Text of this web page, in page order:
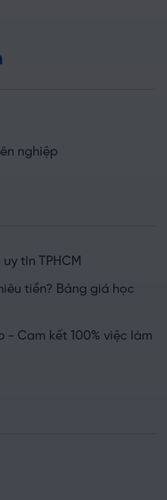
nghiệp
tín TPHCM
tiền? Bảng giá học
- Cam kết 100% việc làm